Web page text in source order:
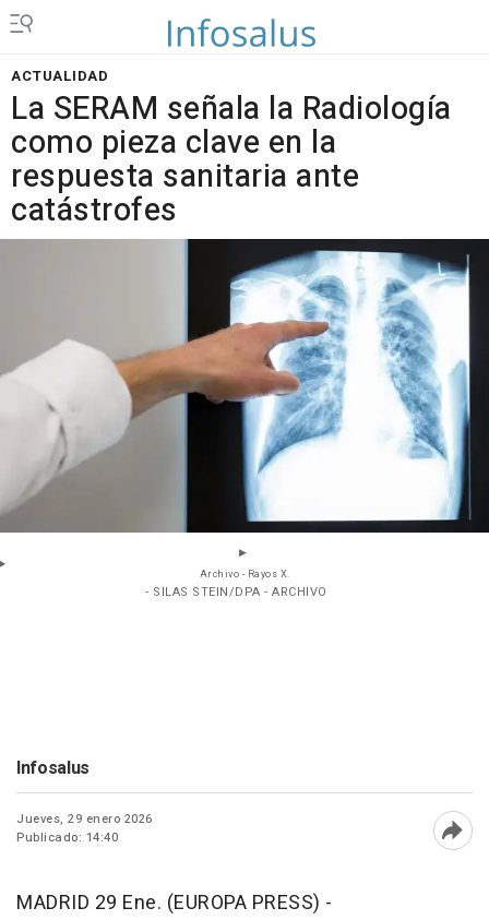
ACTUALIDAD
La SERAM señala la Radiología
como pieza clave en la
respuesta sanitaria ante
catástrofes
Archivo - Rayos X.
- SILAS STEIN/DPA - ARCHIVO
Infosalus
Jueves, 29 enero 2026
Publicado: 14:40
MADRID 29 Ene. (EUROPA PRESS) -